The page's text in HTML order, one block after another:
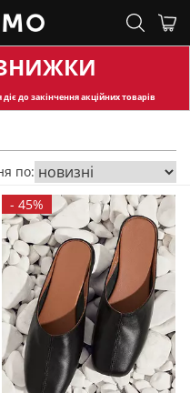
до закінчення акційних товарів
по:
- 45%